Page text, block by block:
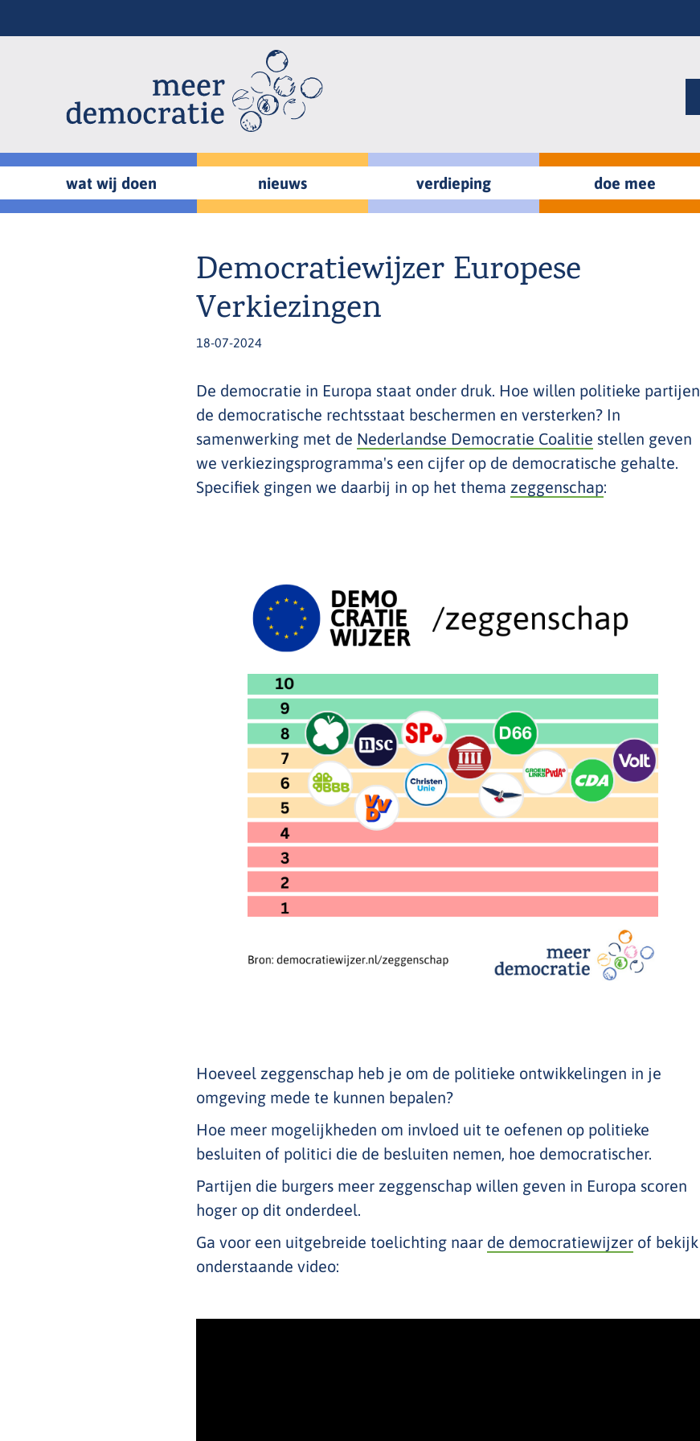
en
wat wij doen nieuws verdieping doe mee
Democratiewijzer Europese
Verkiezingen
18-07-2024
De democratie in Europa staat onder druk. Hoe willen politieke partijen
de democratische rechtsstaat beschermen en versterken? In
samenwerking met de Nederlandse Democratie Coalitie stellen geven
we verkiezingsprogramma's een cijfer op de democratische gehalte.
Specifiek gingen we daarbij in op het thema zeggenschap:
Hoeveel zeggenschap heb je om de politieke ontwikkelingen in je
omgeving mede te kunnen bepalen?
Hoe meer mogelijkheden om invloed uit te oefenen op politieke
besluiten of politici die de besluiten nemen, hoe democratischer.
Partijen die burgers meer zeggenschap willen geven in Europa scoren
hoger op dit onderdeel.
Ga voor een uitgebreide toelichting naar de democratiewijzerof bekijk
onderstaande video: